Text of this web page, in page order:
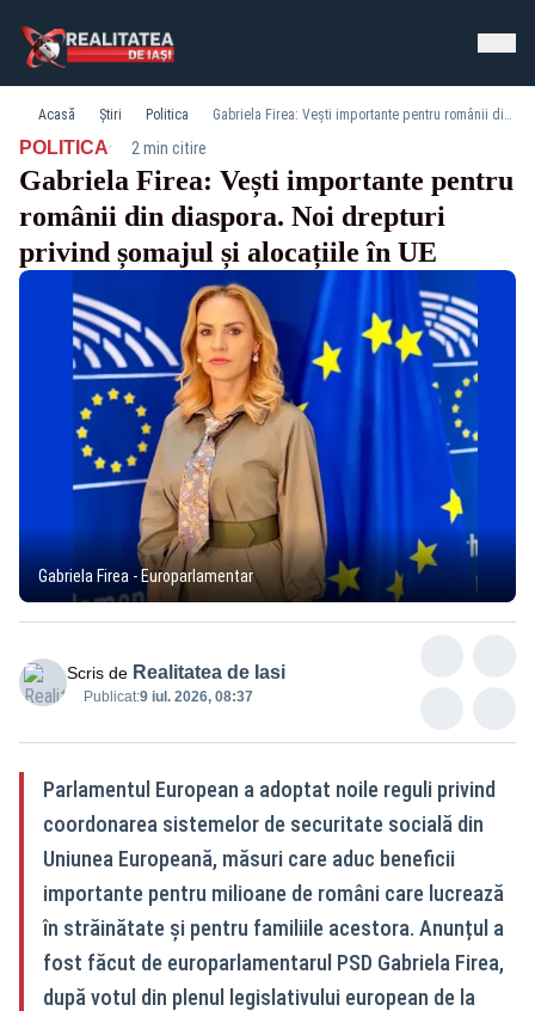
Acasă Știri Politica Gabriela Firea: Vești importante pentru românii din diaspora. Noi drepturi privind șomajul și alocațiile în UE
POLITICA· 2 min citire
Gabriela Firea: Vești importante pentru
românii din diaspora. Noi drepturi
privind șomajul și alocațiile în UE
Gabriela Firea - Europarlamentar
Scris de Realitatea de Iasi
Publicat:9 iul. 2026, 08:37
Parlamentul European a adoptat noile reguli privind
coordonarea sistemelor de securitate socială din
Uniunea Europeană, măsuri care aduc beneficii
importante pentru milioane de români care lucrează
în străinătate și pentru familiile acestora. Anunțul a
fost făcut de europarlamentarul PSD Gabriela Firea,
după votul din plenul legislativului european de la